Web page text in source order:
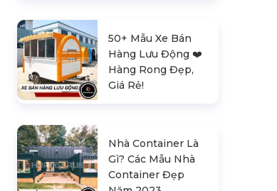
50+ Mẫu Xe Bán
Hàng Lưu Động ❤️️
Hàng Rong Đẹp,
Giá Rẻ!
Nhà Container Là
Gì? Các Mẫu Nhà
Container Đẹp